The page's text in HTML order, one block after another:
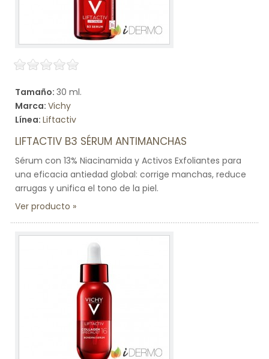
Tamaño: 30 ml.
Marca: Vichy
Línea: Liftactiv
LIFTACTIV B3 SÉRUM ANTIMANCHAS
Sérum con 13% Niacinamida y Activos Exfoliantes para
una eficacia antiedad global: corrige manchas, reduce
arrugas y unifica el tono de la piel.
Ver producto